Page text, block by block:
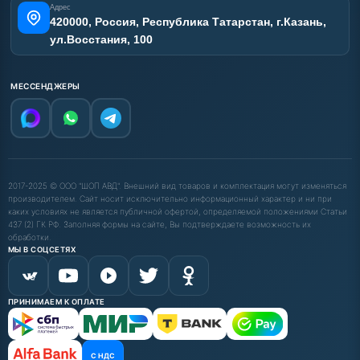
Адрес
420000, Россия, Республика Татарстан, г.Казань,
ул.Восстания, 100
МЕССЕНДЖЕРЫ
2017-2025 © ООО "ШОП АВД". Внешний вид товаров и комплектация могут изменяться
производителем. Сайт носит исключительно информационный характер и ни при
каких условиях не является публичной офертой, определяемой положениями Статьи
437 (2) ГК РФ. Заполняя формы на сайте, Вы подтверждаете возможность их
обработки.
МЫ В СОЦСЕТЯХ
ПРИНИМАЕМ К ОПЛАТЕ
С НДС